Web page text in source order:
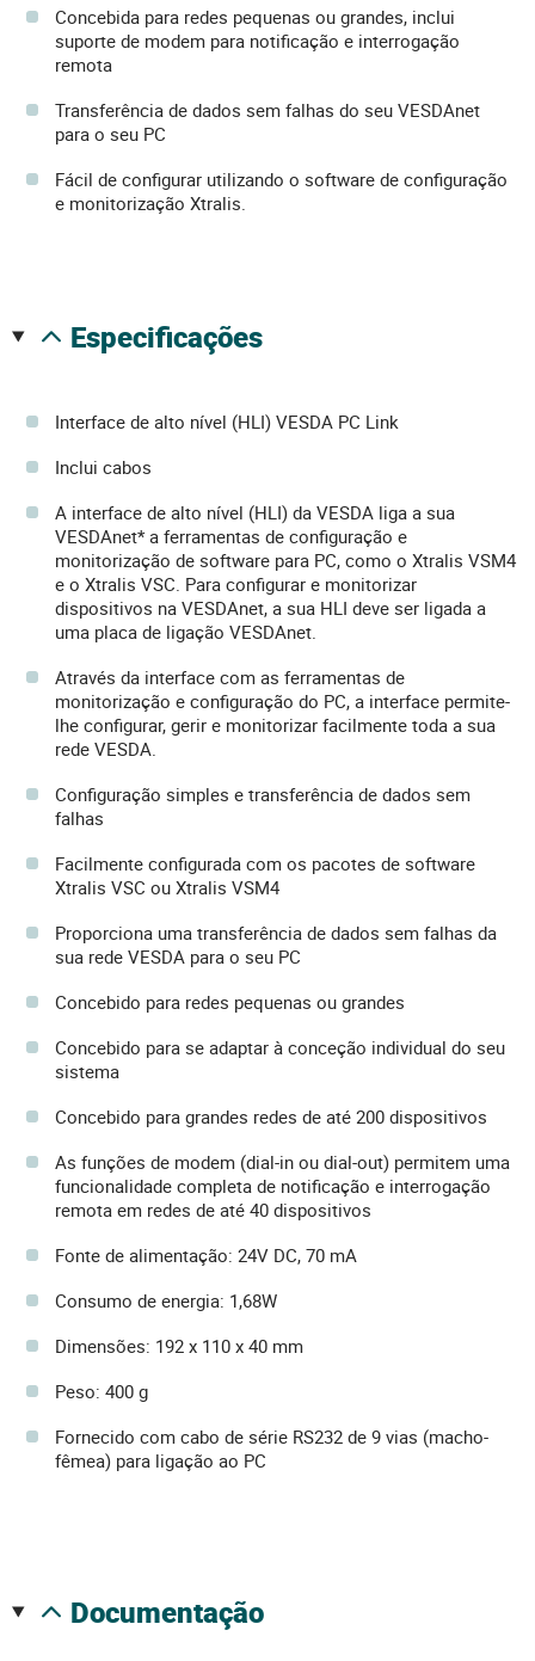
Concebida para redes pequenas ou grandes, inclui
suporte de modem para notificação e interrogação
remota
Transferência de dados sem falhas do seu VESDAnet
para o seu PC
Fácil de configurar utilizando o software de configuração
e monitorização Xtralis.
especificações
Interface de alto nível (HLI) VESDA PC Link
Inclui cabos
A interface de alto nível (HLI) da VESDA liga a sua
VESDAnet* a ferramentas de configuração e
monitorização de software para PC, como o Xtralis VSM4
e o Xtralis VSC. Para configurar e monitorizar
dispositivos na VESDAnet, a sua HLI deve ser ligada a
uma placa de ligação VESDAnet.
Através da interface com as ferramentas de
monitorização e configuração do PC, a interface permite-
lhe configurar, gerir e monitorizar facilmente toda a sua
rede VESDA.
Configuração simples e transferência de dados sem
falhas
Facilmente configurada com os pacotes de software
Xtralis VSC ou Xtralis VSM4
Proporciona uma transferência de dados sem falhas da
sua rede VESDA para o seu PC
Concebido para redes pequenas ou grandes
Concebido para se adaptar à conceção individual do seu
sistema
Concebido para grandes redes de até 200 dispositivos
As funções de modem (dial-in ou dial-out) permitem uma
funcionalidade completa de notificação e interrogação
remota em redes de até 40 dispositivos
Fonte de alimentação: 24V DC, 70 mA
Consumo de energia: 1,68W
Dimensões: 192 x 110 x 40 mm
Peso: 400 g
Fornecido com cabo de série RS232 de 9 vias (macho-
fêmea) para ligação ao PC
documentação